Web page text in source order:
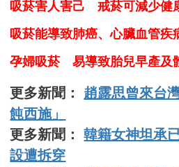
吸菸害人害己 戒菸可減少健
吸菸能導致肺癌、心臟血管疾
孕婦吸菸 易導致胎兒早產及
更多新聞： 趙露思曾來台
飩西施」
更多新聞：韓籍女神坦承
設遭拆穿